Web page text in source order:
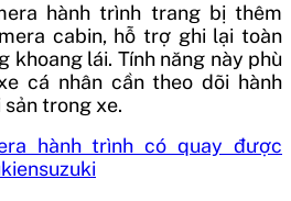
hành trình trang bị thêm
cabin, hỗ trợ ghi lại toàn
khoang lái. Tính năng này phù
cá nhân cần theo dõi hành
trong xe.
hành trình có quay được